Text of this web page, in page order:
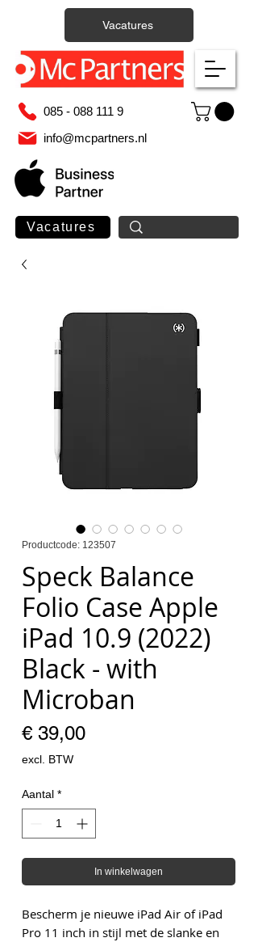
085 - 088 111 9
info@mcpartners.nl
Vacatures
Vacatures
Productcode: 123507
Speck Balance
Folio Case Apple
iPad 10.9 (2022)
Black - with
Microban
€ 39,00Prijs
excl. BTW
Aantal *
In winkelwagen
Bescherm je nieuwe iPad Air of iPad
Pro 11 inch in stijl met de slanke en